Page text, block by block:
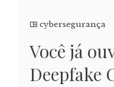
cybersegurança
Você já
Deepfake